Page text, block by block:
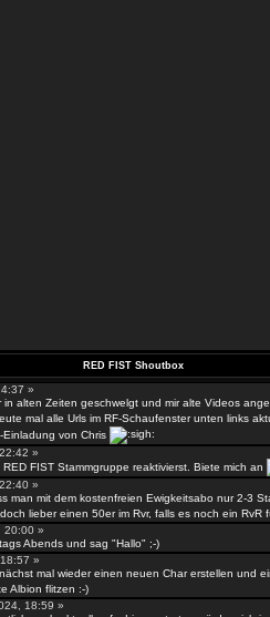
RED FIST Shoutbox
»
in alten Zeiten geschwelgt und mir alte Videos
mal alle Urls im RF-Schaufenster unten links
Einladung von Chris
»
FIST Stammgruppe reaktivierst. Biete mich an
»
man mit dem kostenfreien Ewigkeitsabo nur 2-3
lieber einen 50er im Rvr, falls es noch ein RvR
20:00 »
Abends und sag "Hallo" ;-)
»
mal wieder einen neuen Char erstellen und
Albion flitzen :-)
18:59 »